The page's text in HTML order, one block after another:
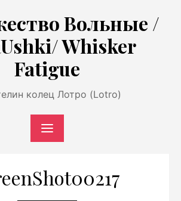
Вольные /
Whisker
Fatigue
колец Лотро (Lotro)